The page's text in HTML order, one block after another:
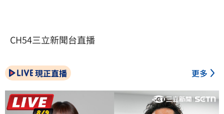
CH54三立新聞台直播
現正直播 更多